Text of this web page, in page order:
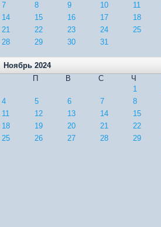
7
8 9 10 11
14
15 16 17 18
21
22 23 24 25
28
29 30 31
Ноябрь 2024
П
В С Ч
1
4
5 6 7 8
11
12 13 14 15
18
19 20 21 22
25
26 27 28 29